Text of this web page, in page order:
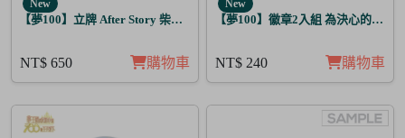
New
【夢100】立牌 After Story 柴郡貓 日覺
NT$ 650 購物車
New
【夢100】徽章2入組 為決心的落幕
NT$ 240 購物車